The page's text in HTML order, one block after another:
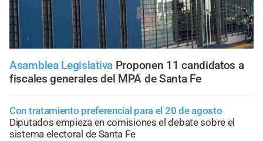
Asamblea Legislativa Proponen 11 candidatos a
fiscales generales del MPA de Santa Fe
Con tratamiento preferencial para el 20 de agosto
Diputados empieza en comisiones el debate sobre el
sistema electoral de Santa Fe